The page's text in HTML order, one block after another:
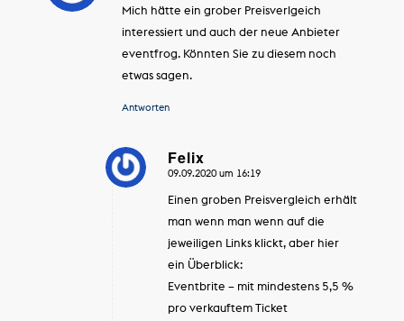
Mich hätte ein grober Preisverlgeich
interessiert und auch der neue Anbieter
eventfrog. Könnten Sie zu diesem noch
etwas sagen.
Antworten
Felix
sagte:
09.09.2020 um 16:19
Einen groben Preisvergleich erhält
man wenn man wenn auf die
jeweiligen Links klickt, aber hier
ein Überblick:
Eventbrite – mit mindestens 5,5 %
pro verkauftem Ticket